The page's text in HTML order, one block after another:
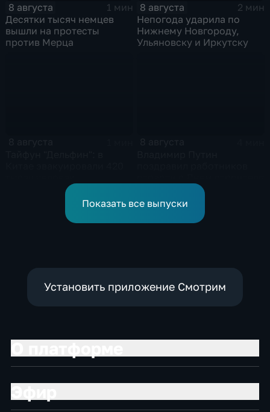
8 августа
1 мин
Десятки тысяч немцев
вышли на протесты
против Мерца
8 августа
2 мин
Непогода ударила по
Нижнему Новгороду,
Ульяновску и Иркутску
Показать все выпуски
Установить приложение Смотрим